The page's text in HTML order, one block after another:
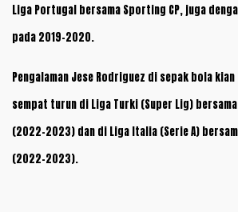
Liga Portugal bersama Sporting CP, juga
pada 2019-2020.
Pengalaman Jese Rodriguez di sepak bola
sempat turun di Liga Turki (Super Lig) bersama
(2022-2023) dan di Liga Italia (Serie A)
(2022-2023).